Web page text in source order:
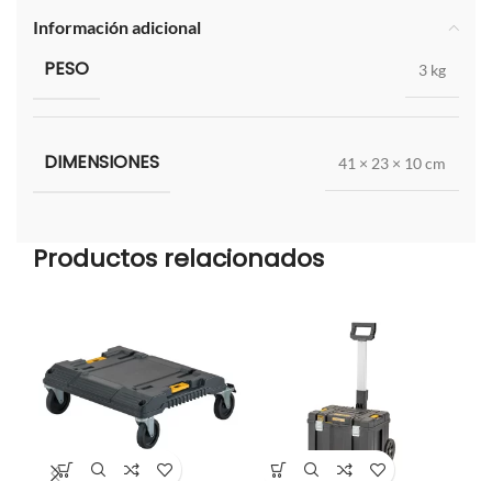
Información adicional
PESO 3 kg
DIMENSIONES 41 × 23 × 10 cm
Productos relacionados